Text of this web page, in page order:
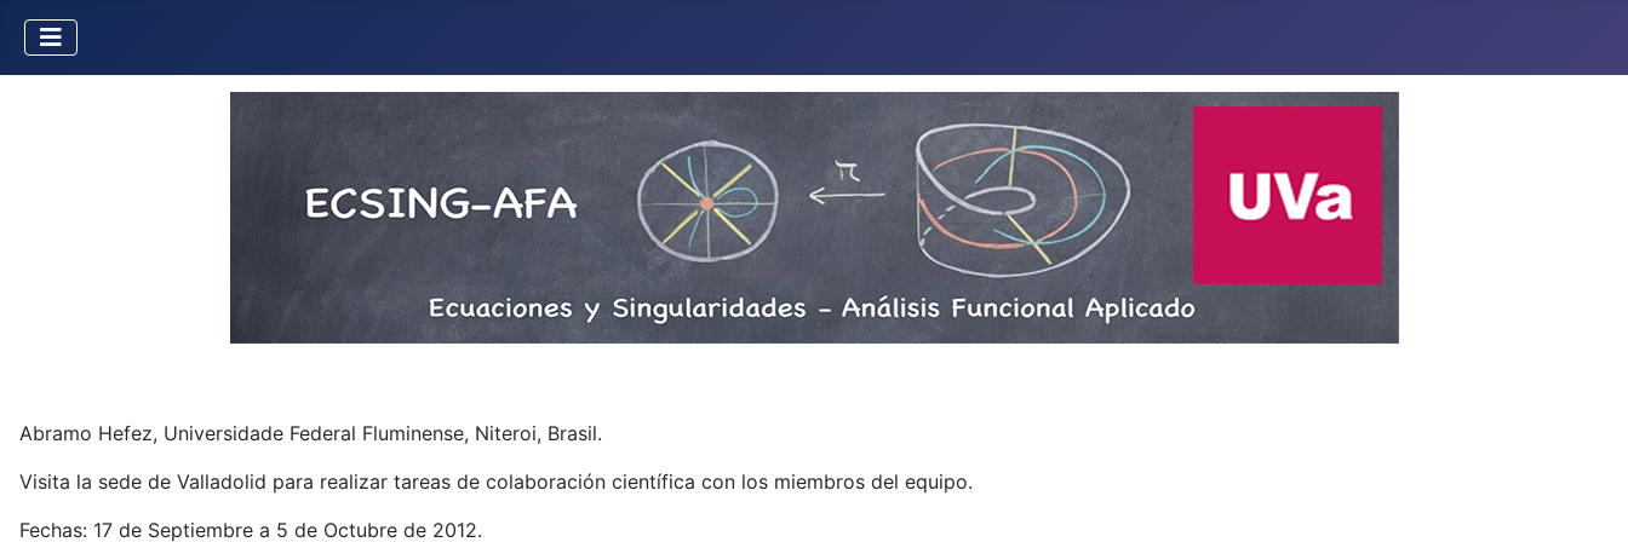
Abramo Hefez, Universidade Federal Fluminense, Niteroi, Brasil.
Visita la sede de Valladolid para realizar tareas de colaboración científica con los miembros del equipo.
Fechas: 17 de Septiembre a 5 de Octubre de 2012.